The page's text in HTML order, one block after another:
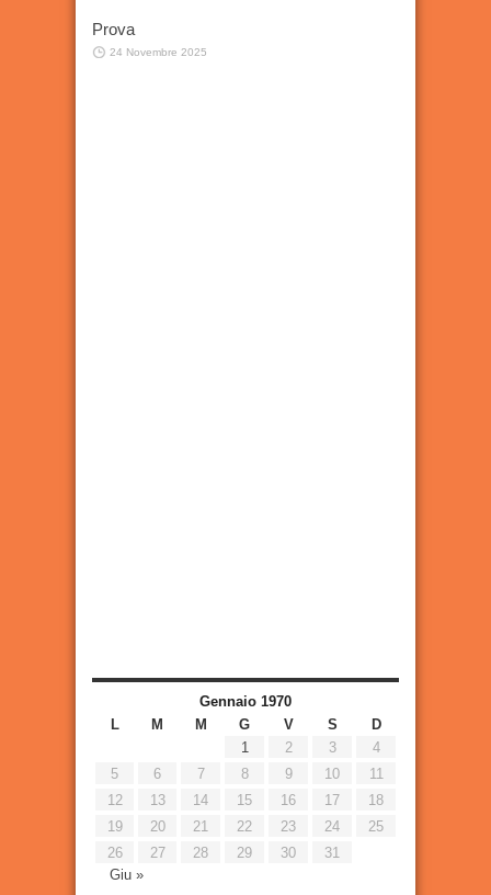
Prova
24 Novembre 2025
Gennaio 1970
L
M M G V S
D
1
2 3
4
5
6 7 8 9 10
11
12
13 14 15 16 17
18
19
20 21 22 23 24
25
26
27 28 29 30
31
Giu »